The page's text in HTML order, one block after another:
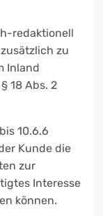
redaktionell
zu
Inland
18 Abs. 2
10.6.6
Kunde die
zur
Interesse
können.